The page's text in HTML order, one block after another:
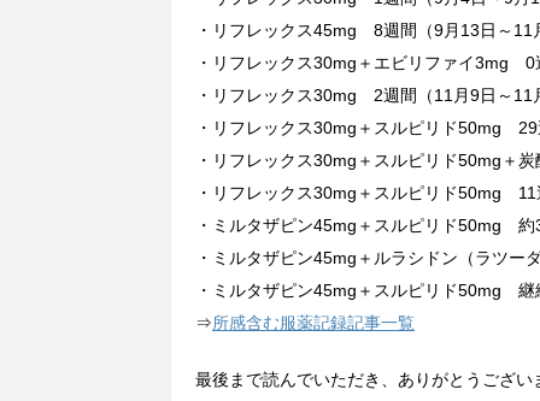
・リフレックス45mg 8週間（9月13日～11
・リフレックス30mg＋エビリファイ3mg
・リフレックス30mg 2週間（11月9日～11
・リフレックス30mg＋スルピリド50mg
・リフレックス30mg＋スルピリド50mg＋
・リフレックス30mg＋スルピリド50mg
・ミルタザピン45mg＋スルピリド50mg
・ミルタザピン45mg＋ルラシドン（ラツ
・ミルタザピン45mg＋スルピリド50mg
⇒所感含む服薬記録記事一覧
最後まで読んでいただき、ありがとうござい